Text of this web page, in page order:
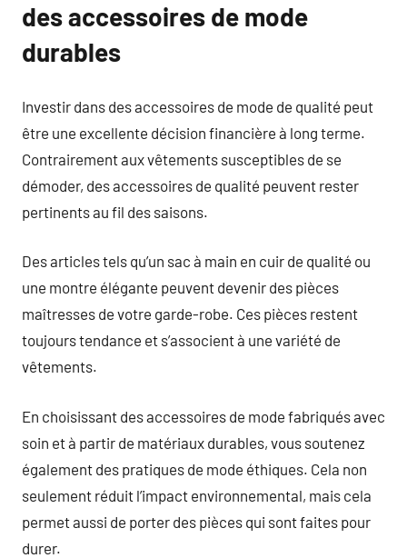
des accessoires de mode
durables
Investir dans des accessoires de mode de qualité peut
être une excellente décision financière à long terme.
Contrairement aux vêtements susceptibles de se
démoder, des accessoires de qualité peuvent rester
pertinents au fil des saisons.
Des articles tels qu’un sac à main en cuir de qualité ou
une montre élégante peuvent devenir des pièces
maîtresses de votre garde-robe. Ces pièces restent
toujours tendance et s’associent à une variété de
vêtements.
En choisissant des accessoires de mode fabriqués avec
soin et à partir de matériaux durables, vous soutenez
également des pratiques de mode éthiques. Cela non
seulement réduit l’impact environnemental, mais cela
permet aussi de porter des pièces qui sont faites pour
durer.